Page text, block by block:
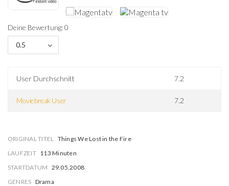
Deine Bewertung: 0
0.5
User Durchschnitt 7.2
Moviebreak User 7.2
ORIGINAL TITEL Things We Lost in the Fire
LAUFZEIT 113 Minuten
STARTDATUM 29.05.2008
GENRES Drama